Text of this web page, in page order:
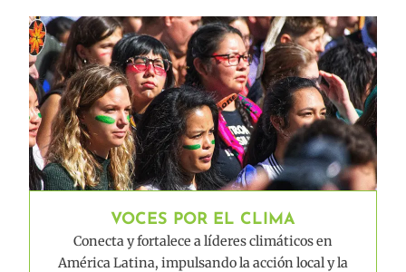
VOCES POR EL CLIMA
Conecta y fortalece a líderes climáticos en
América Latina, impulsando la acción local y la